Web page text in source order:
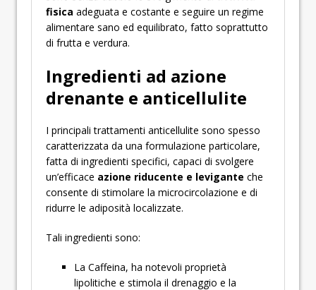
fisica adeguata e costante e seguire un regime
alimentare sano ed equilibrato, fatto soprattutto
di frutta e verdura.
Ingredienti ad azione
drenante e anticellulite
I principali trattamenti anticellulite sono spesso
caratterizzata da una formulazione particolare,
fatta di ingredienti specifici, capaci di svolgere
un’efficace azione riducente e levigante che
consente di stimolare la microcircolazione e di
ridurre le adiposità localizzate.
Tali ingredienti sono:
La Caffeina, ha notevoli proprietà
lipolitiche e stimola il drenaggio e la